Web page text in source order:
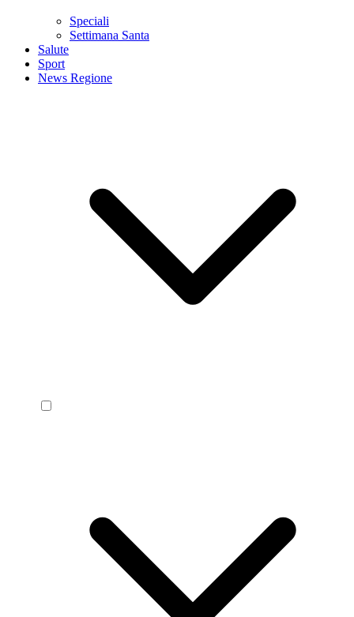
Speciali
Settimana Santa
Salute
Sport
News Regione